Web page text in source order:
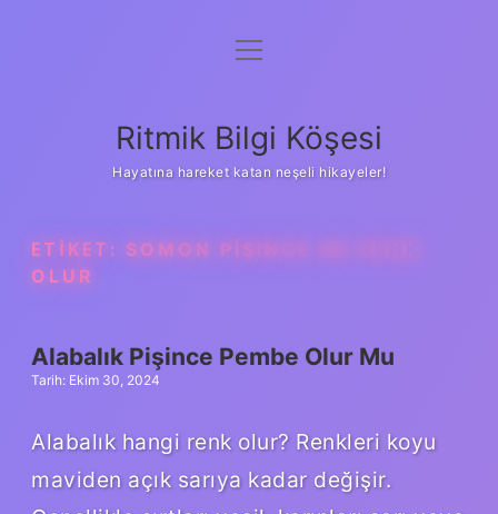
Anasayfa
Yasal Uyarı
menüyü
Ritmik Bilgi Köşesi
Hayatına hareket katan neşeli hikayeler!
ETIKET: SOMON PIŞINCE NE RENK
OLUR
Alabalık Pişince Pembe Olur Mu
Tarih: Ekim 30, 2024
Alabalık hangi renk olur? Renkleri koyu
maviden açık sarıya kadar değişir.